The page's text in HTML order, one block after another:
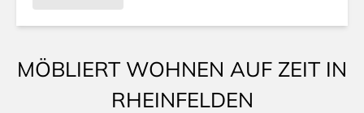
MÖBLIERT WOHNEN AUF ZEIT IN
RHEINFELDEN